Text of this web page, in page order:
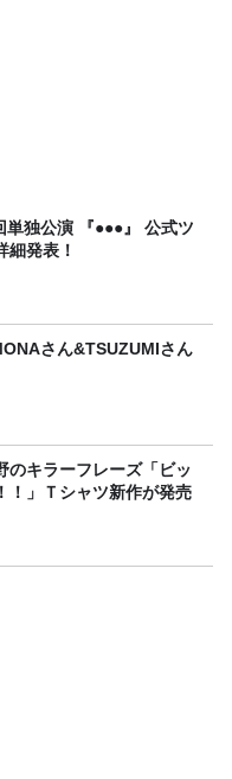
単独公演 『●●●』 公式ツ
細発表！
さん&TSUZUMIさん
のキラーフレーズ「ビッ
！」Ｔシャツ新作が発売